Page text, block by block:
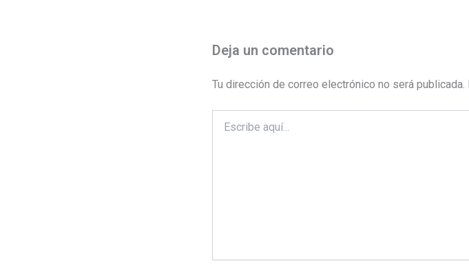
Deja un comentario
Tu dirección de correo electrónico no será publicada.
aquí...